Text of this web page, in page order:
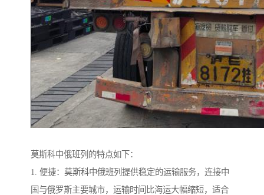
莫斯科中俄班列的特点如下：
1. 便捷：莫斯科中俄班列提供稳定的运输服务，连接中
国与俄罗斯主要城市，运输时间比海运大幅缩短，适合